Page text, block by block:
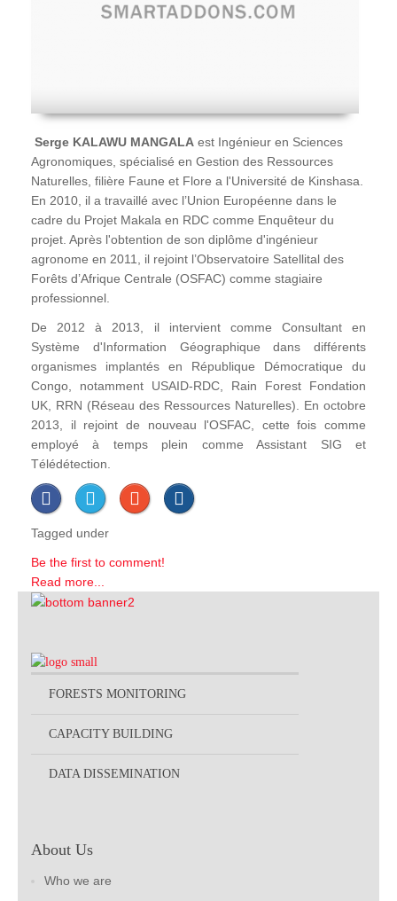
Serge KALAWU MANGALA est Ingénieur en Sciences
Agronomiques, spécialisé en Gestion des Ressources
Naturelles, filière Faune et Flore a l'Université de Kinshasa.
En 2010, il a travaillé avec l’Union Européenne dans le
cadre du Projet Makala en RDC comme Enquêteur du
projet. Après l'obtention de son diplôme d'ingénieur
agronome en 2011, il rejoint l’Observatoire Satellital des
Forêts d’Afrique Centrale (OSFAC) comme stagiaire
professionnel.
De 2012 à 2013, il intervient comme Consultant en
Système d'Information Géographique dans différents
organismes implantés en République Démocratique du
Congo, notamment USAID-RDC, Rain Forest Fondation
UK, RRN (Réseau des Ressources Naturelles). En octobre
2013, il rejoint de nouveau l'OSFAC, cette fois comme
employé à temps plein comme Assistant SIG et
Télédétection.
Tagged under
Be the first to comment!
Read more...
FORESTS MONITORING
CAPACITY BUILDING
DATA DISSEMINATION
About Us
Who we are